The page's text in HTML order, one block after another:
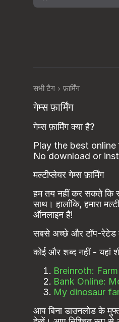
सभी टैग फ़ार्मिंग
गेम्स फ़ार्मिंग
गेम्स फ़ार्मिंग क्या है?
Play the best online
No download or
मल्टीप्लेयर गेम्स फ़ार्मिंग
हम तय नहीं कर सकते कि
साथ। हालाँकि, हमारा
ऑनलाइन है!
सबसे अच्छे और टॉप-रेटेड
कोई और शब्द नहीं - यहां
Breinroth:
Bank Online:
My dinosaur
आप बिना डाउनलोड के